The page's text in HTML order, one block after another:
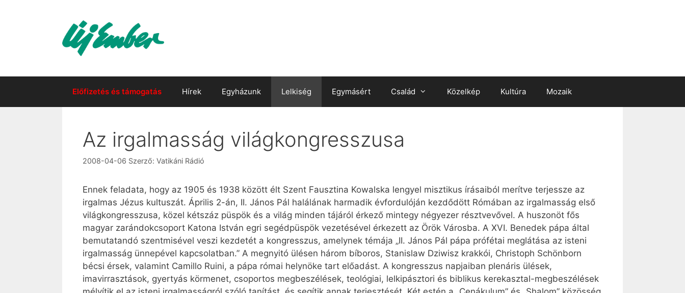
Előfizetés és támogatás Hírek Egyházunk Lelkiség Egymásért Család Közelkép Kultúra Mozaik
Az irgalmasság világkongresszusa
2008-04-06 Szerző: Vatikáni Rádió
Ennek feladata, hogy az 1905 és 1938 között élt Szent Fausztina Kowalska lengyel misztikus írásaiból merítve terjessze az
irgalmas Jézus kultuszát. Április 2-án, II. János Pál halálának harmadik évfordulóján kezdődött Rómában az irgalmasság első
világkongresszusa, közel kétszáz püspök és a világ minden tájáról érkező mintegy négyezer résztvevővel. A huszonöt fős
magyar zarándokcsoport Katona István egri segédpüspök vezetésével érkezett az Örök Városba. A XVI. Benedek pápa által
bemutatandó szentmisével veszi kezdetét a kongresszus, amelynek témája „II. János Pál pápa prófétai meglátása az isteni
irgalmasság ünnepével kapcsolatban.” A megnyitó ülésen három bíboros, Stanislaw Dziwisz krakkói, Christoph Schönborn
bécsi érsek, valamint Camillo Ruini, a pápa római helynöke tart előadást. A kongresszus napjaiban plenáris ülések,
imavirrasztások, gyertyás körmenet, csoportos megbeszélések, teológiai, lelkipásztori és biblikus kerekasztal-megbeszélések